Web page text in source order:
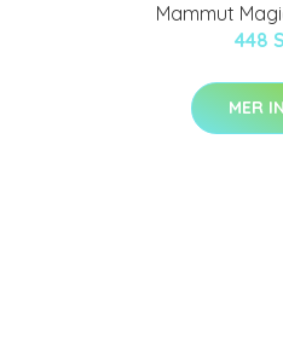
Mammut
448
MER